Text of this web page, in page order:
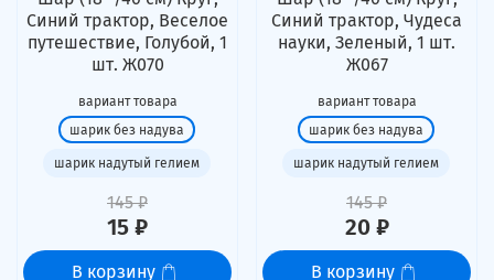
Синий трактор, Веселое
путешествие, Голубой, 1
шт. Ж070
вариант товара
шарик без надува
шарик надутый гелием
145 ₽
15 ₽
В корзину
Синий трактор, Чудеса
науки, Зеленый, 1 шт.
Ж067
вариант товара
шарик без надува
шарик надутый гелием
145 ₽
20 ₽
В корзину